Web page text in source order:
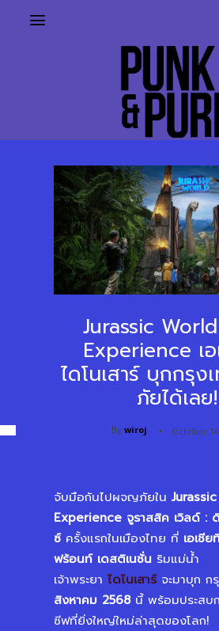
Jurassic
Experience เ
ไดโนเสาร์ บุกกรุ
ภัยได้เลย!
By wiroj October
จับมือกันไปผจญภัยใน
Experience จูราสสิค เวิลด์ :
ซ์ครั้งแรกในเมืองไทย ที่ เอเชี
ฟร้อนท์ เดสติเนชั่น ริมแม่น้ำ
เจ้าพระยา ไดโนเสาร์จะมาบุก ก
สิงหาคม 2568นี้ พร้อมประสบ
ซีฟที่ยิ่งใหญ่ใหม่ล่าสุดของโลก!